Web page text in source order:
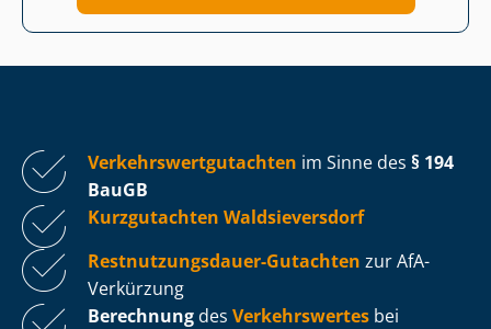
Ver­kehrs­wert­gut­ach­ten im Sinne des § 194
BauGB
Kurzgutachten Waldsieversdorf
Rest­nut­zungs­dau­er-Gutachten zur AfA-
Verkürzung
Berechnung des Verkehrswertes bei